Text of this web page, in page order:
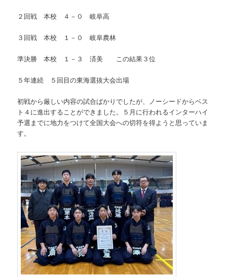
２回戦 本校 ４－０ 岐阜高
３回戦 本校 １－０ 岐阜農林
準決勝 本校 １－３ 済美 この結果３位
５年連続 ５回目の東海選抜大会出場
初戦から厳しい内容の試合ばかりでしたが、ノーシードからベス
ト４に進出することができました。５月に行われるインターハイ
予選までに地力をつけて全国大会への切符を得ようと思っていま
す。